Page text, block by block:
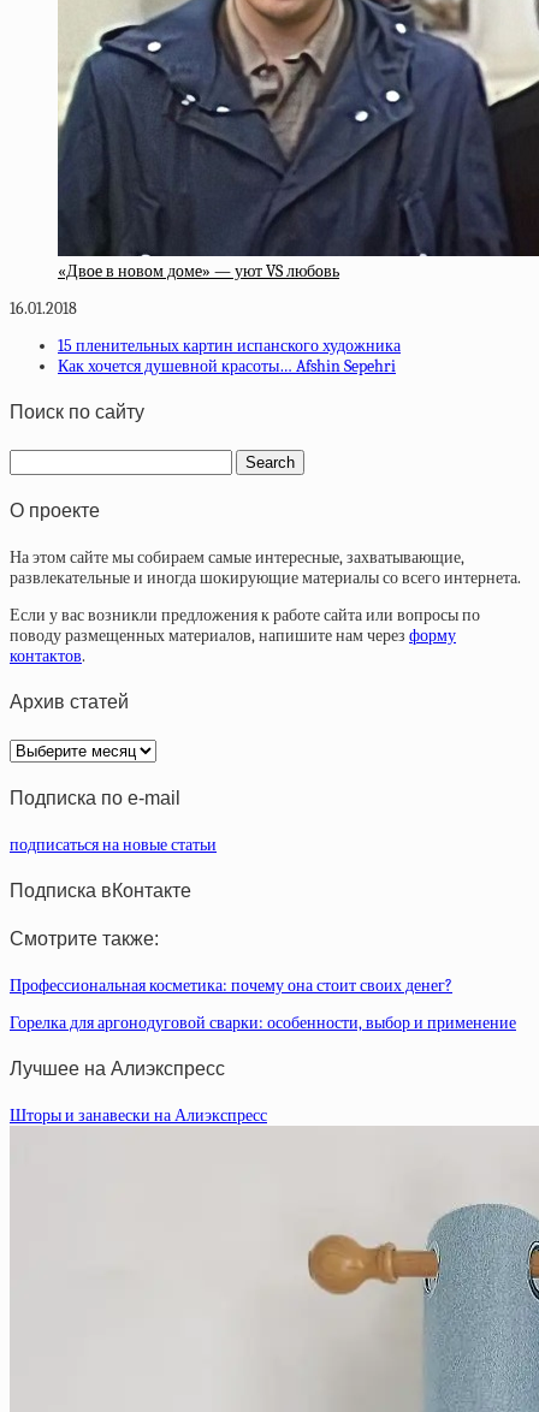
«Двoe в нoвoм дoмe» — уют VS любoвь
16.01.2018
15 пленительных картин испанского художника
Как хочется душевной красоты… Afshin Sepehri
Поиск по сайту
О проекте
На этом сайте мы собираем самые интересные, захватывающие,
развлекательные и иногда шокирующие материалы со всего интернета.
Если у вас возникли предложения к работе сайта или вопросы по
поводу размещенных материалов, напишите нам через форму
контактов.
Архив статей
Архив
статей
Подписка по e-mail
подписаться на новые статьи
Подписка вКонтакте
Смотрите также:
Профессиональная косметика: почему она стоит своих денег?
Горелка для аргонодуговой сварки: особенности, выбор и применение
Лучшее на Алиэкспресс
Шторы и занавески на Алиэкспресс